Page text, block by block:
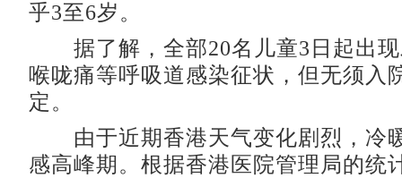
乎3至6岁。
据了解，全部20名儿童3日起出现
喉咙痛等呼吸道感染征状，但无须入
定。
由于近期香港天气变化剧烈，冷
感高峰期。根据香港医院管理局的统